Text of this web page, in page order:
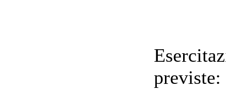
previste: